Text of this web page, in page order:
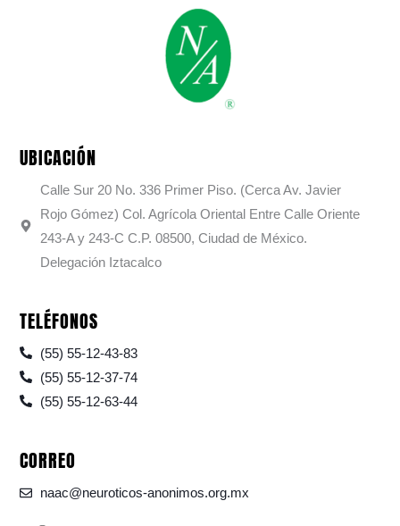
UBICACIÓN
Calle Sur 20 No. 336 Primer Piso. (Cerca Av. Javier
Rojo Gómez) Col. Agrícola Oriental Entre Calle Oriente
243-A y 243-C C.P. 08500, Ciudad de México.
Delegación Iztacalco
TELÉFONOS
(55) 55-12-43-83
(55) 55-12-37-74
(55) 55-12-63-44
CORREO
naac@neuroticos-anonimos.org.mx